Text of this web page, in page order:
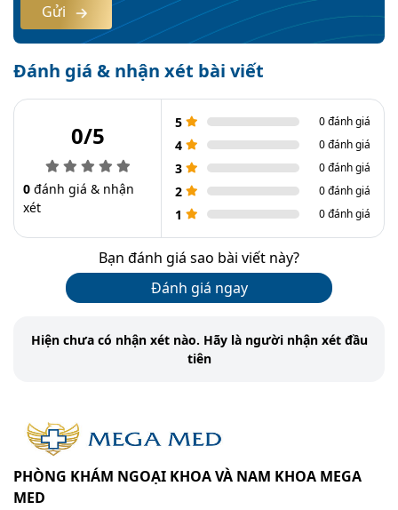
Gửi
Đánh giá & nhận xét bài viết
0/5
0 đánh giá & nhận
xét
5 0 đánh giá
4 0 đánh giá
3 0 đánh giá
2 0 đánh giá
1 0 đánh giá
Bạn đánh giá sao bài viết này?
Đánh giá ngay
Hiện chưa có nhận xét nào. Hãy là người nhận xét đầu
tiên
PHÒNG KHÁM NGOẠI KHOA VÀ NAM KHOA MEGA
MED